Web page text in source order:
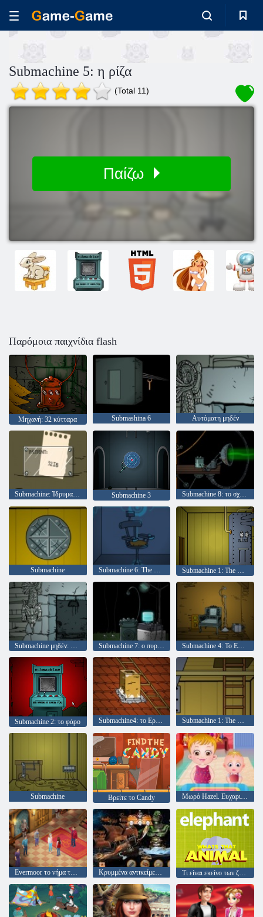
Submachine 5: η ρίζα
(Total 11)
Παίζω
Παρόμοια παιχνίδια flash
Μηχανή: 32 κύτταρα Submashina 6 Αυτόματη μηδέν
Submachine: Ίδρυμα Μέλλον βρόχο Submachine 3 Submachine 8: το σχέδιο
Submachine Submachine 6: The Edge Submachine 1: The Basement
Submachine μηδέν: αρχαία περιπέτεια Submachine 7: ο πυρήνας Submachine 4: Το Εργαστήριο
Submachine 2: το φάρο Submachine4: το Εργαστήριο Submachine 1: The Basement
Submachine Βρείτε το Candy Μωρό Hazel. Ευχαριστιών διασκέδαση
Evermoor το νήμα της μοίρας Κρυμμένα αντικείμενα Pirate Treasure Τι είναι εκείνο των ζώων